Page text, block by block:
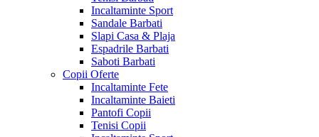
Incaltaminte Sport
Sandale Barbati
Slapi Casa & Plaja
Espadrile Barbati
Saboti Barbati
Copii Oferte
Incaltaminte Fete
Incaltaminte Baieti
Pantofi Copii
Tenisi Copii